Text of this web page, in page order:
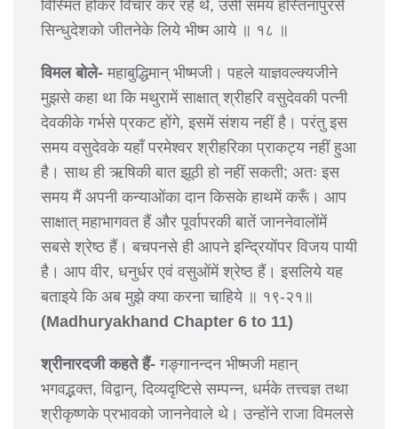
विस्मित होकर विचार कर रहे थे, उसी समय हस्तिनापुरसे
सिन्धुदेशको जीतनेके लिये भीष्म आये ॥ १८ ॥
विमल बोले- महाबुद्धिमान् भीष्मजी। पहले याज्ञवल्क्यजीने
मुझसे कहा था कि मथुरामें साक्षात् श्रीहरि वसुदेवकी पत्नी
देवकीके गर्भसे प्रकट होंगे, इसमें संशय नहीं है। परंतु इस
समय वसुदेवके यहाँ परमेश्वर श्रीहरिका प्राकट्य नहीं हुआ
है। साथ ही ऋषिकी बात झूठी हो नहीं सकती; अतः इस
समय मैं अपनी कन्याओंका दान किसके हाथमें करूँ। आप
साक्षात् महाभागवत हैं और पूर्वापरकी बातें जाननेवालोंमें
सबसे श्रेष्ठ हैं। बचपनसे ही आपने इन्द्रियोंपर विजय पायी
है। आप वीर, धनुर्धर एवं वसुओंमें श्रेष्ठ हैं। इसलिये यह
बताइये कि अब मुझे क्या करना चाहिये ॥ १९-२१॥
(Madhuryakhand Chapter 6 to 11)
श्रीनारदजी कहते हैं- गङ्गानन्दन भीष्मजी महान्
भगवद्भक्त, विद्वान्, दिव्यदृष्टिसे सम्पन्न, धर्मके तत्त्वज्ञ तथा
श्रीकृष्णके प्रभावको जाननेवाले थे। उन्होंने राजा विमलसे